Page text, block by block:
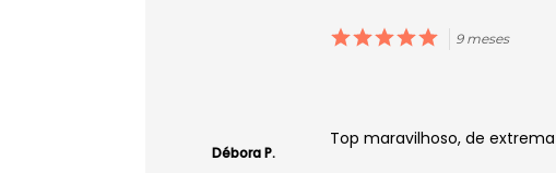
Débora P.
9 meses
Top maravilhoso, de